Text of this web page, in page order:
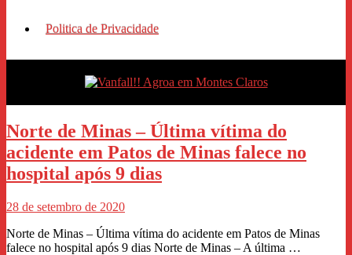
Politica de Privacidade
Norte de Minas – Última vítima do
acidente em Patos de Minas falece no
hospital após 9 dias
28 de setembro de 2020
Norte de Minas – Última vítima do acidente em Patos de Minas
falece no hospital após 9 dias Norte de Minas – A última …